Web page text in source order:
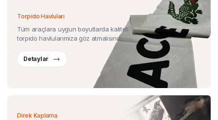
Torpido Havluları
Tüm araçlara uygun boyutlarda kaliteli
torpido havlularımıza göz atmalısınız.
Detaylar
Direk Kaplama